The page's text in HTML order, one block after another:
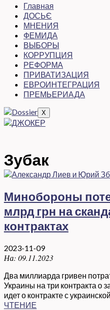
Главная
ДОСЬЄ
МНЕНИЯ
ФЕМИДА
ВЫБОРЫ
КОРРУПЦИЯ
РЕФОРМА
ПРИВАТИЗАЦИЯ
ЕВРОИНТЕГРАЦИЯ
ПРЕМЬЕРИАДА
X
Зубак
Минобороны
млрд грн на
контрактах
2023-11-09
На: 09.11.2023
Два миллиарда гривен
Украины на три контракта о
идет о контракте с
ЧТЕНИЕ